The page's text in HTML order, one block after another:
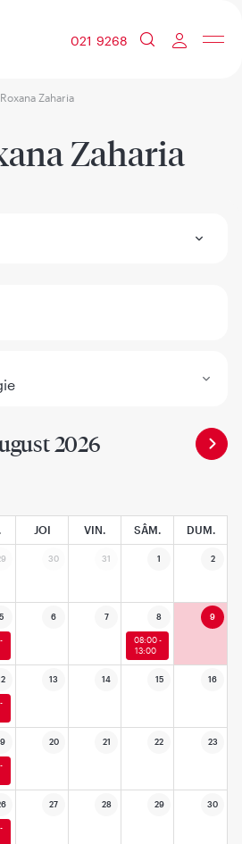
021 9268
Zaharia
Zaharia
2026
JOI VIN. SÂM. DUM.
30 31 1 2
5 6 7 8 9
08:00 -
13:00
13 14 15 16
20 21 22 23
27 28 29 30